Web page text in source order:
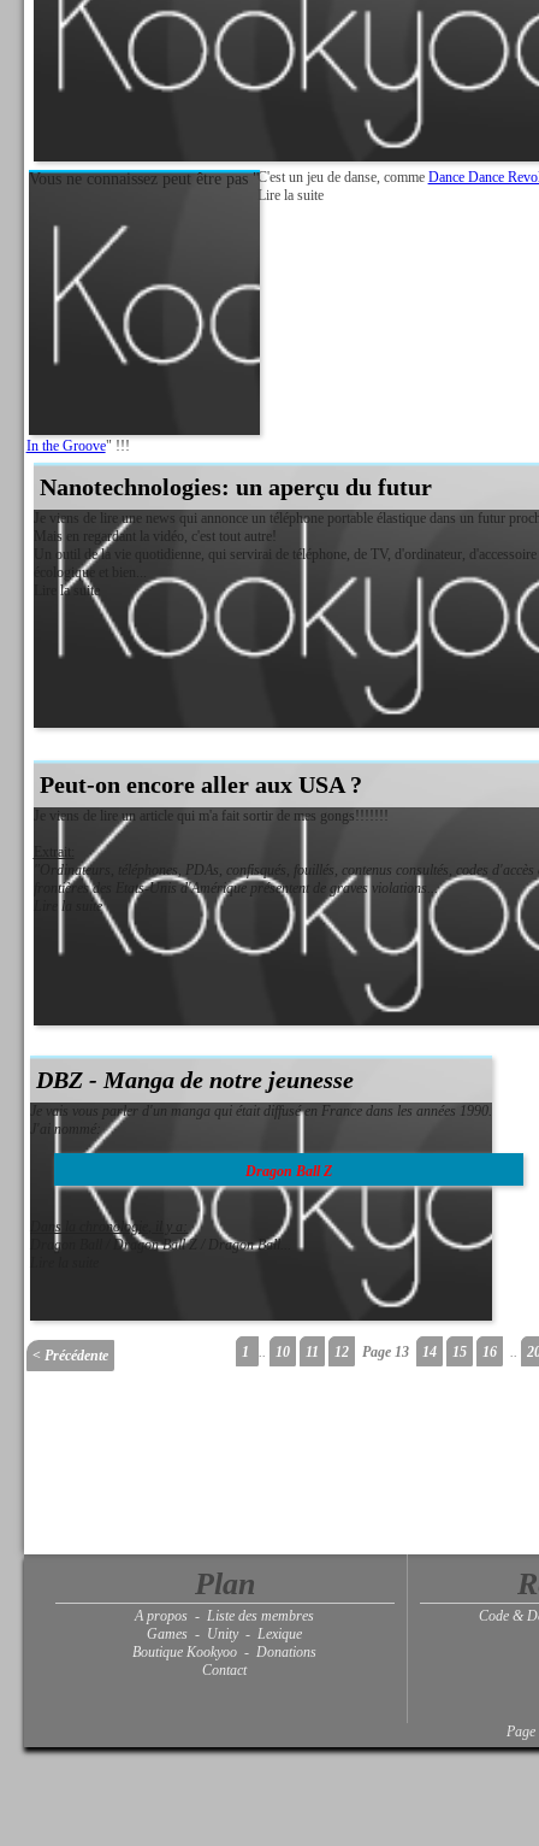
Vous ne connaissez peut être pas "
In the Groove" !!!
C'est un jeu de danse, comme Dance Dance
Lire la suite
Nanotechnologies: un aperçu du futur
Je viens de lire une news qui annonce un téléphone portable élastique dans un futur
Mais en regardant la vidéo, c'est tout autre!
Un outil de la vie quotidienne, qui servirai de téléphone, de TV, d'ordinateur,
écologique et bien...
Lire la suite
Peut-on encore aller aux USA ?
Je viens de lire un article qui m'a fait sortir de mes gongs!!!!!!!
Extrait:
"Ordinateurs, téléphones, PDAs, confisqués, fouillés, contenus consultés, codes
frontières des Etats-Unis d'Amérique présentent de graves violations...
Lire la suite
DBZ - Manga de notre jeunesse
Je vais vous parler d'un manga qui était diffusé en France dans les années 1990.
J'ai nommé:
Dragon Ball Z
Dans la chronologie, il y a:
Dragon Ball / Dragon Ball Z / Dragon Ball...
< Précédente 1 10 11 12 Page 13 14 15 16
Plan
A propos - Liste des membres
Games - Unity - Lexique
Boutique Kookyoo - Donations
Contact
Code &